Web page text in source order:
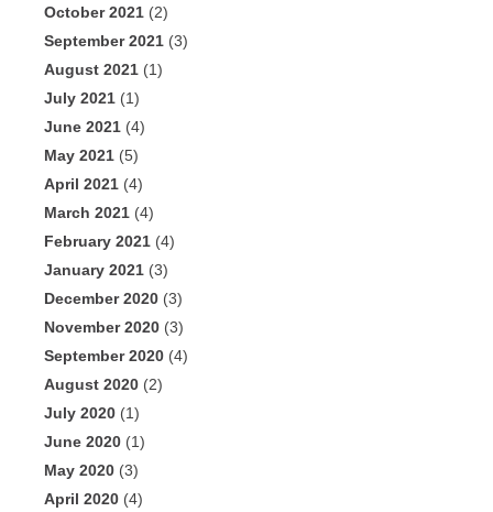
October 2021 (2)
September 2021 (3)
August 2021 (1)
July 2021 (1)
June 2021 (4)
May 2021 (5)
April 2021 (4)
March 2021 (4)
February 2021 (4)
January 2021 (3)
December 2020 (3)
November 2020 (3)
September 2020 (4)
August 2020 (2)
July 2020 (1)
June 2020 (1)
May 2020 (3)
April 2020 (4)